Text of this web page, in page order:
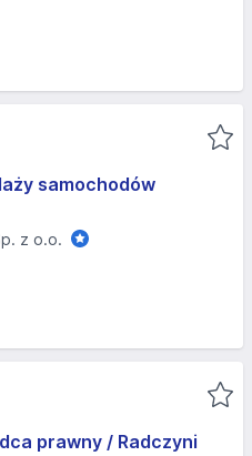
samochodów
z o.o.
prawny / Radczyni